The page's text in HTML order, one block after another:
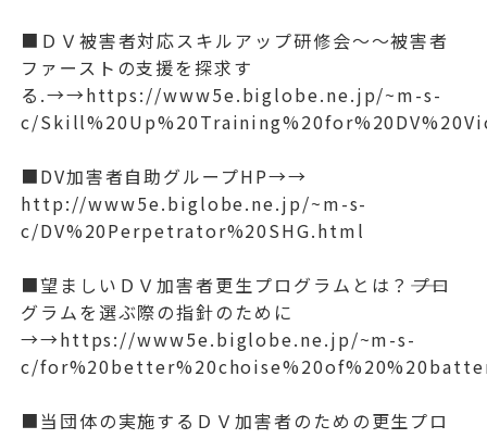
■ＤＶ被害者対応スキルアップ研修会～～被害者
ファーストの支援を探求す
る.→→https://www5e.biglobe.ne.jp/~m-s-
c/
■DV加害者自助グループHP→→
http://www5e.biglobe.ne.jp/~m-s-
c/DV%20Perpetrator%20SHG.html
■望ましいＤＶ加害者更生プログラムとは？――プロ
グラムを選ぶ際の指針のために
→→https://www5e.biglobe.ne.jp/~m-s-
c/
■当団体の実施するＤＶ加害者のための更生プロ